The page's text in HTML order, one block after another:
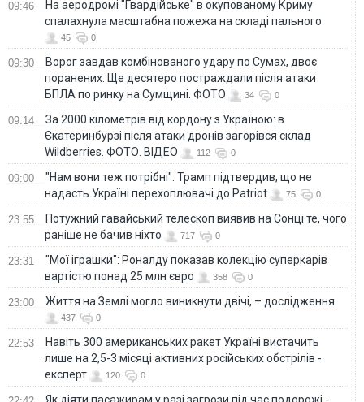
09:46
На аеродромі "Гвардійське" в окупованому Криму
спалахнула масштабна пожежа на складі пального
45 0
09:30
Ворог завдав комбінованого удару по Сумах, двоє
поранених. Ще десятеро постраждали після атаки
БПЛА по ринку на Сумщині. ФОТО
34 0
09:14
За 2000 кілометрів від кордону з Україною: в
Єкатеринбурзі після атаки дронів загорівся склад
Wildberries. ФОТО. ВІДЕО
112 0
09:00
"Нам вони теж потрібні": Трамп підтвердив, що не
надасть Україні перехоплювачі до Patriot
75 0
23:55
Потужний гавайський телескоп виявив на Сонці те, чого
раніше не бачив ніхто
717 0
23:31
"Мої іграшки": Роналду показав колекцію суперкарів
вартістю понад 25 млн євро
358 0
23:00 Життя на Землі могло виникнути двічі, – дослідження
437 0
22:53
Навіть 300 американських ракет Україні вистачить
лише на 2,5-3 місяці активних російських обстрілів -
експерт
120 0